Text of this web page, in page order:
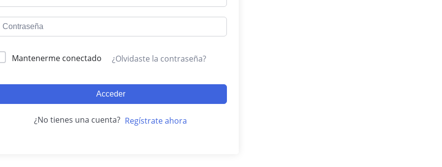
Mantenerme conectado ¿Olvidaste la contraseña?
Acceder
¿No tienes una cuenta? Regístrate ahora